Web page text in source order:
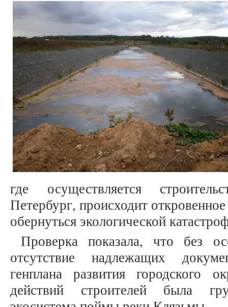
где осуществляется
Петербург, происходит
обернуться экологической
Проверка показала, что без
отсутствие надлежащих
генплана развития городского
действий строителей была